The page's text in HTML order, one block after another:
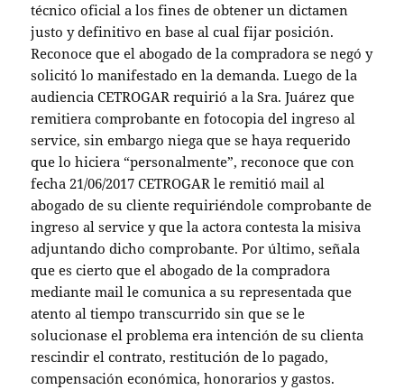
técnico oficial a los fines de obtener un dictamen
justo y definitivo en base al cual fijar posición.
Reconoce que el abogado de la compradora se negó y
solicitó lo manifestado en la demanda. Luego de la
audiencia CETROGAR requirió a la Sra. Juárez que
remitiera comprobante en fotocopia del ingreso al
service, sin embargo niega que se haya requerido
que lo hiciera “personalmente”, reconoce que con
fecha 21/06/2017 CETROGAR le remitió mail al
abogado de su cliente requiriéndole comprobante de
ingreso al service y que la actora contesta la misiva
adjuntando dicho comprobante. Por último, señala
que es cierto que el abogado de la compradora
mediante mail le comunica a su representada que
atento al tiempo transcurrido sin que se le
solucionase el problema era intención de su clienta
rescindir el contrato, restitución de lo pagado,
compensación económica, honorarios y gastos.